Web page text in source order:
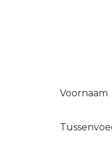
Voornaam